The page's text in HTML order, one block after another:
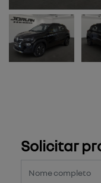
Solicitar